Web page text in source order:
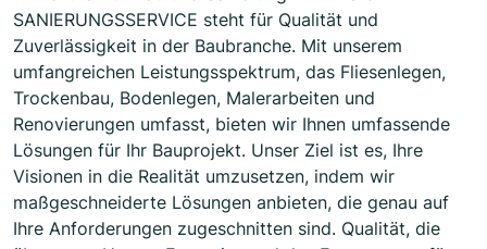
SANIERUNGSSERVICE steht für Qualität und
Zuverlässigkeit in der Baubranche. Mit unserem
umfangreichen Leistungsspektrum, das Fliesenlegen,
Trockenbau, Bodenlegen, Malerarbeiten und
Renovierungen umfasst, bieten wir Ihnen umfassende
Lösungen für Ihr Bauprojekt. Unser Ziel ist es, Ihre
Visionen in die Realität umzusetzen, indem wir
maßgeschneiderte Lösungen anbieten, die genau auf
Ihre Anforderungen zugeschnitten sind. Qualität, die